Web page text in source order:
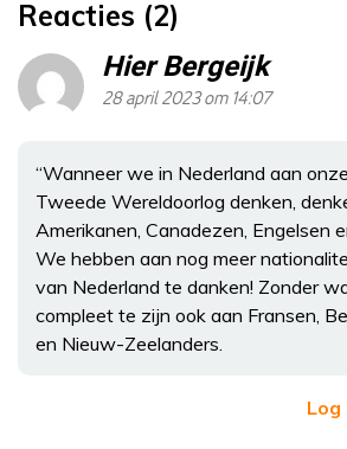
Reacties (2)
Hier Bergeijk
28 april 2023 om 14:07
“Wanneer we in Nederland aan
Tweede Wereldoorlog denken,
Amerikanen, Canadezen, Engelsen
We hebben aan nog meer
van Nederland te danken! Zonder
compleet te zijn ook aan Fransen,
en Nieuw-Zeelanders.